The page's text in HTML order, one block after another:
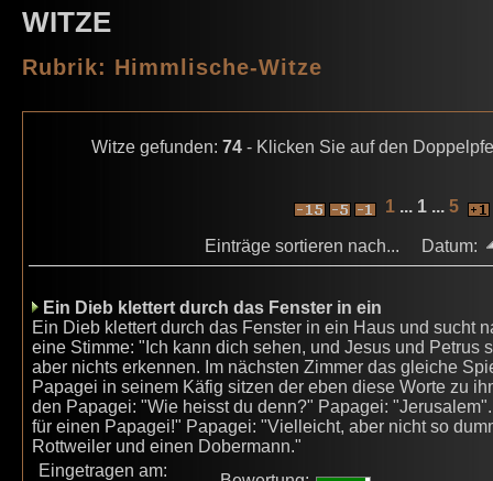
WITZE
Rubrik: Himmlische-Witze
Witze gefunden: 74- Klicken Sie auf den
1 ... 1 ... 5
Einträge sortieren nach... Datum:
Ein Dieb klettert durch das Fenster in ein
Ein Dieb klettert durch das Fenster in ein Haus und sucht
eine Stimme: "Ich kann dich sehen, und Jesus und Petrus
aber nichts erkennen. Im nächsten Zimmer das gleiche
Papagei in seinem Käfig sitzen der eben diese Worte zu
den Papagei: "Wie heisst du denn?" Papagei:
für einen Papagei!" Papagei: "Vielleicht, aber nicht so
Rottweiler und einen Dobermann."
Eingetragen am: